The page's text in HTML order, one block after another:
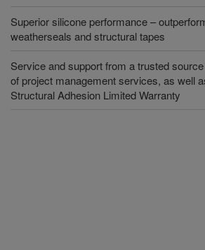
Superior silicone performance –
weatherseals and structural tapes
Service and support from a trusted
of project management services, as well
Structural Adhesion Limited Warranty